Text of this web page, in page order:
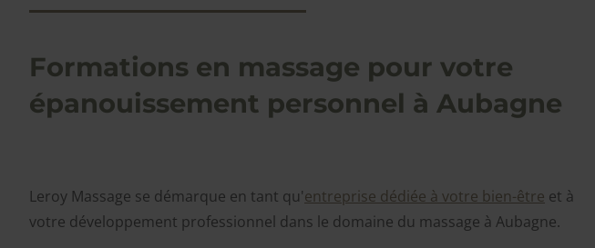
Formations en massage pour votre
épanouissement personnel à Aubagne
Leroy Massage se démarque en tant qu'entreprise dédiée à votre bien-être et à
votre développement professionnel dans le domaine du massage à Aubagne.